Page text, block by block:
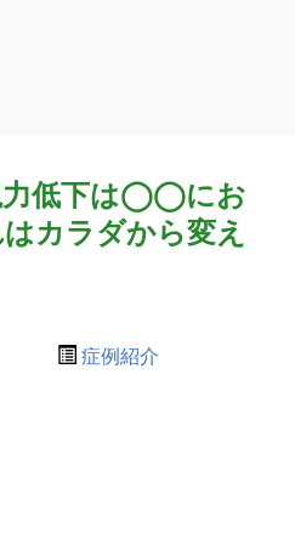
力低下は◯◯にお
カラダから変え
症例紹介